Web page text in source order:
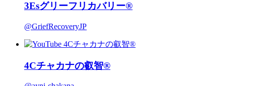
3Esグリーフリカバリー®
@GriefRecoveryJP
4Cチャカナの叡智®